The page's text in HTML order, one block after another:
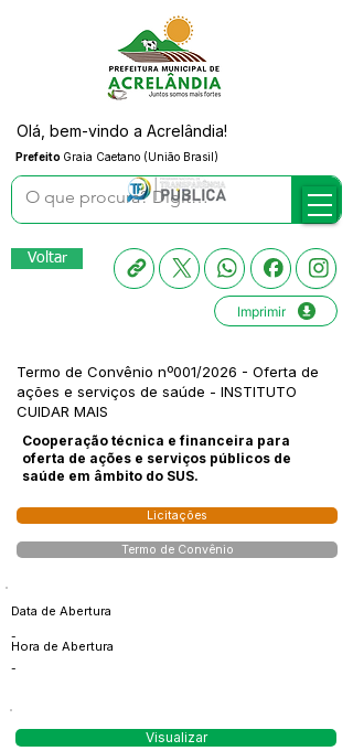
Prefeito Graia Caetano (União Brasil)
Olá, bem-vindo a Acrelândia!
Voltar
Imprimir
Termo de Convênio nº001/2026 - Oferta de
ações e serviços de saúde - INSTITUTO
CUIDAR MAIS
Cooperação técnica e financeira para
oferta de ações e serviços públicos de
saúde em âmbito do SUS.
Licitações
Termo de Convênio
Data de Abertura
-
Hora de Abertura
-
Visualizar